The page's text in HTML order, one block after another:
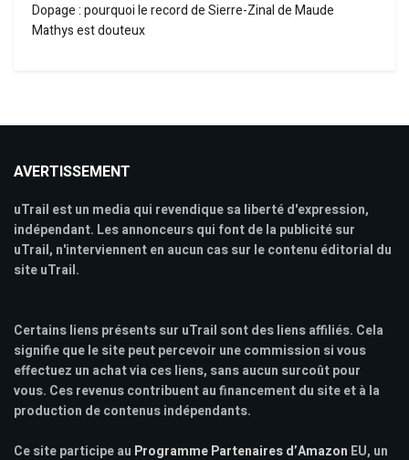
Dopage : pourquoi le record de Sierre-Zinal de Maude
Mathys est douteux
AVERTISSEMENT
uTrail est un media qui revendique sa liberté d'expression,
indépendant. Les annonceurs qui font de la publicité sur
uTrail, n'interviennent en aucun cas sur le contenu éditorial du
site uTrail.
Certains liens présents sur uTrail sont des liens affiliés. Cela
signifie que le site peut percevoir une commission si vous
effectuez un achat via ces liens, sans aucun surcoût pour
vous. Ces revenus contribuent au financement du site et à la
production de contenus indépendants.
Ce site participe au Programme Partenaires d’Amazon EU, un